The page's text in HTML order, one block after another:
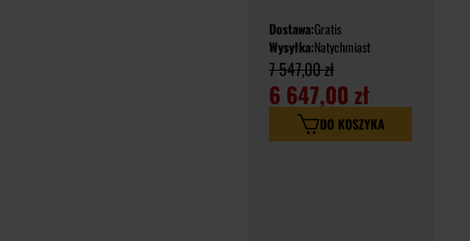
Dostawa:Gratis
Wysyłka:Natychmiast
7 547,00 zł
6 647,00 zł
DO KOSZYKA